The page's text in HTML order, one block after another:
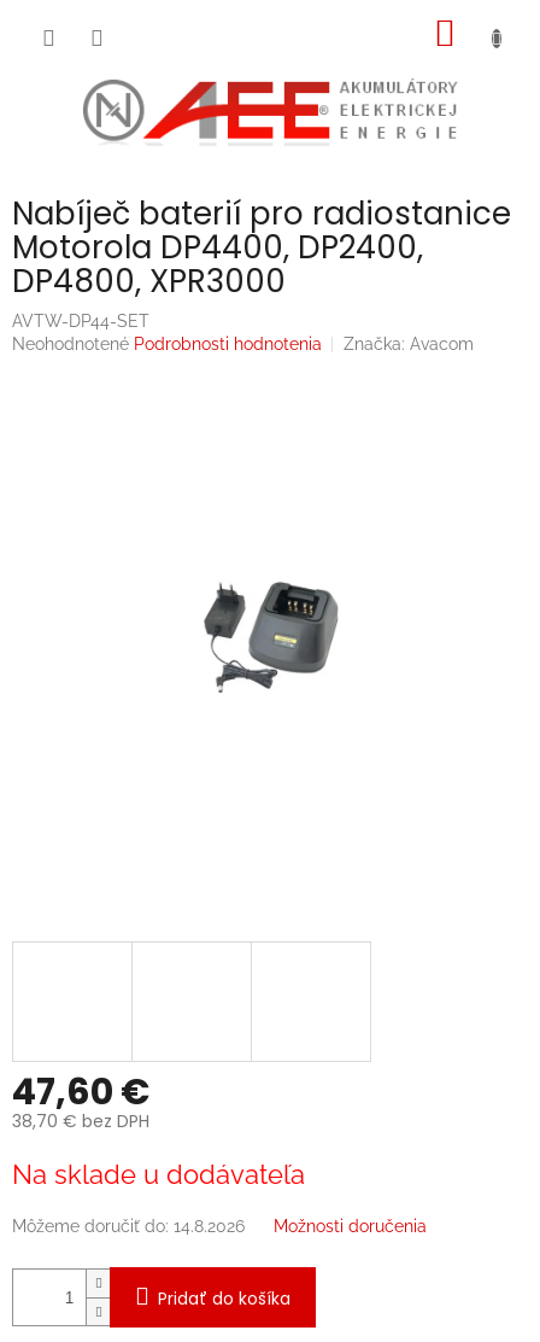
Nabíječ baterií pro radiostanice
Motorola DP4400, DP2400,
DP4800, XPR3000
AVTW-DP44-SET
Priemerné
Neohodnotené Podrobnosti hodnotenia Značka: Avacom
47,60 €
38,70 € bez DPH
cena:
Na sklade u dodávateľa
Môžeme doručiť do: 14.8.2026 Možnosti doručenia
Pridať do košíka